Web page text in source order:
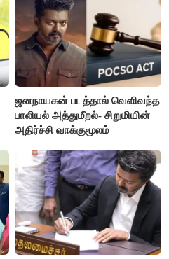
ஜனநாயகன் படத்தால் வெளிவந்த
பாலியல் அத்துமீறல்- சிறுமியின்
அதிர்ச்சி வாக்குமூலம்